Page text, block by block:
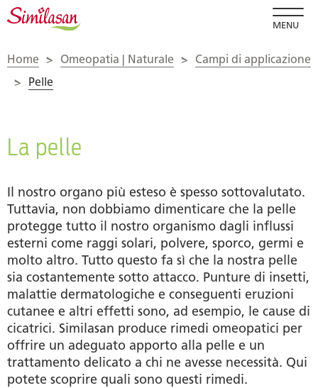
MENU
Home > Omeopatia | Naturale >
Campi di applicazione
>
Pelle
La pelle
Il nostro organo più esteso è spesso sottovalutato.
Tuttavia, non dobbiamo dimenticare che la pelle
protegge tutto il nostro organismo dagli influssi
esterni come raggi solari, polvere, sporco, germi e
molto altro. Tutto questo fa sì che la nostra pelle
sia costantemente sotto attacco. Punture di insetti,
malattie dermatologiche e conseguenti eruzioni
cutanee e altri effetti sono, ad esempio, le cause di
cicatrici. Similasan produce rimedi omeopatici per
offrire un adeguato apporto alla pelle e un
trattamento delicato a chi ne avesse necessità. Qui
potete scoprire quali sono questi rimedi.